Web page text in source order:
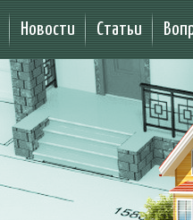
Новости Статьи